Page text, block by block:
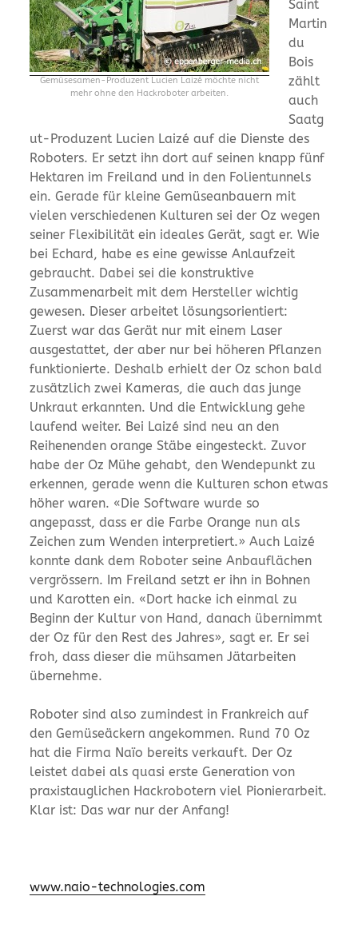
Gemüsesamen-Produzent Lucien Laizé möchte nicht
mehr ohne den Hackroboter arbeiten.
Saint
Martin
du
Bois
zählt
auch
Saatg
ut-Produzent Lucien Laizé auf die Dienste des
Roboters. Er setzt ihn dort auf seinen knapp fünf
Hektaren im Freiland und in den Folientunnels
ein. Gerade für kleine Gemüseanbauern mit
vielen verschiedenen Kulturen sei der Oz wegen
seiner Flexibilität ein ideales Gerät, sagt er. Wie
bei Echard, habe es eine gewisse Anlaufzeit
gebraucht. Dabei sei die konstruktive
Zusammenarbeit mit dem Hersteller wichtig
gewesen. Dieser arbeitet lösungsorientiert:
Zuerst war das Gerät nur mit einem Laser
ausgestattet, der aber nur bei höheren Pflanzen
funktionierte. Deshalb erhielt der Oz schon bald
zusätzlich zwei Kameras, die auch das junge
Unkraut erkannten. Und die Entwicklung gehe
laufend weiter. Bei Laizé sind neu an den
Reihenenden orange Stäbe eingesteckt. Zuvor
habe der Oz Mühe gehabt, den Wendepunkt zu
erkennen, gerade wenn die Kulturen schon etwas
höher waren. «Die Software wurde so
angepasst, dass er die Farbe Orange nun als
Zeichen zum Wenden interpretiert.» Auch Laizé
konnte dank dem Roboter seine Anbauflächen
vergrössern. Im Freiland setzt er ihn in Bohnen
und Karotten ein. «Dort hacke ich einmal zu
Beginn der Kultur von Hand, danach übernimmt
der Oz für den Rest des Jahres», sagt er. Er sei
froh, dass dieser die mühsamen Jätarbeiten
übernehme.
Roboter sind also zumindest in Frankreich auf
den Gemüseäckern angekommen. Rund 70 Oz
hat die Firma Naïo bereits verkauft. Der Oz
leistet dabei als quasi erste Generation von
praxistauglichen Hackrobotern viel Pionierarbeit.
Klar ist: Das war nur der Anfang!
www.naio-technologies.com